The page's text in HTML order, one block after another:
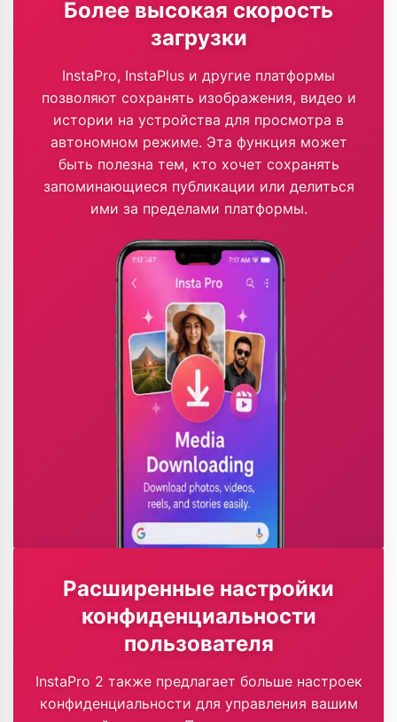
Более высокая скорость
загрузки
InstaPro, InstaPlus и другие платформы
позволяют сохранять изображения, видео и
истории на устройства для просмотра в
автономном режиме. Эта функция может
быть полезна тем, кто хочет сохранять
запоминающиеся публикации или делиться
ими за пределами платформы.
Расширенные настройки
конфиденциальности
пользователя
InstaPro 2 также предлагает больше настроек
конфиденциальности для управления вашим